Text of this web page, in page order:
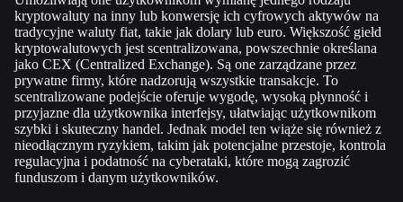
kryptowaluty na inny lub konwersję ich cyfrowych aktywów na
tradycyjne waluty fiat, takie jak dolary lub euro. Większość giełd
kryptowalutowych jest scentralizowana, powszechnie określana
jako CEX (Centralized Exchange). Są one zarządzane przez
prywatne firmy, które nadzorują wszystkie transakcje. To
scentralizowane podejście oferuje wygodę, wysoką płynność i
przyjazne dla użytkownika interfejsy, ułatwiając użytkownikom
szybki i skuteczny handel. Jednak model ten wiąże się również z
nieodłącznym ryzykiem, takim jak potencjalne przestoje, kontrola
regulacyjna i podatność na cyberataki, które mogą zagrozić
funduszom i danym użytkowników.